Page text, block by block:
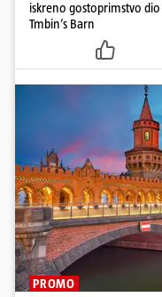
iskreno gostoprimstvo
Tmbin’s Barn
PROMO